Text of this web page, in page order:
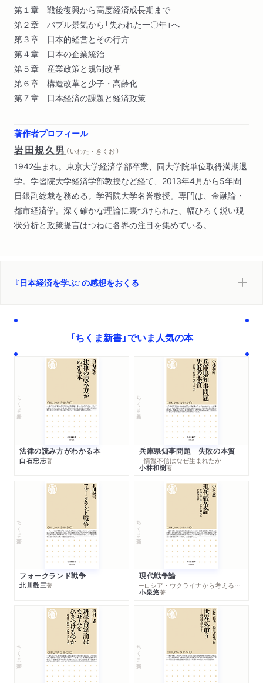
第１章 戦後復興から高度経済成長期まで
第２章 バブル景気から「失われた一〇年」へ
第３章 日本的経営とその行方
第４章 日本の企業統治
第５章 産業政策と規制改革
第６章 構造改革と少子・高齢化
第７章 日本経済の課題と経済政策
著作者プロフィール
岩田規久男 （ いわた・きくお ）
1942生まれ。東京大学経済学部卒業、同大学院単位取得満期退
学。学習院大学経済学部教授など経て、2013年4月から5年間
日銀副総裁を務める。学習院大学名誉教授。専門は、金融論・
都市経済学。深く確かな理論に裏づけられた、幅ひろく鋭い現
状分析と政策提言はつねに各界の注目を集めている。
『日本経済を学ぶ』の感想をおくる
「ちくま新書」でいま人気の本
ちくま新書
法律の読み方がわかる本
白石忠志著
ちくま新書
兵庫県知事問題 失敗の本質
─情報不信はなぜ生まれたか
小林和樹著
ちくま新書
フォークランド戦争
北川敬三著
ちくま新書
現代戦争論
─ロシア・ウクライナから考える世界の行方
小泉悠著
ちくま新書 ちくま新書